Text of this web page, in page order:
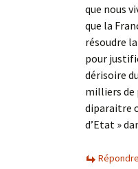
que nous
que la
résoudre
pour
dérisoire
milliers de
diparaitre
d’Etat »
Répondre